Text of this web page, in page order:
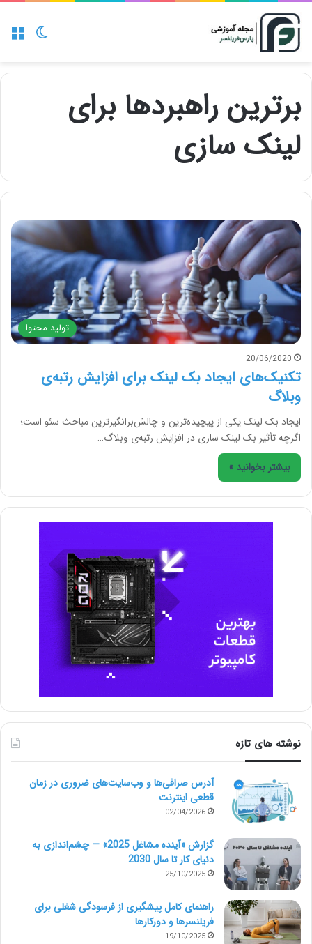
تغییر
برترین راهبردها برای
لینک سازی
تولید محتوا
20/06/2020
تکنیک‌های ایجاد بک لینک برای افزایش رتبه‌ی
وبلاگ
ایجاد بک لینک یکی از پیچیده‌ترین و چالش‌برانگیزترین مباحث سئو است؛
اگرچه تأثیر بک لینک سازی در افزایش رتبه‌ی وبلاگ…
بیشتر بخوانید »
نوشته های تازه
آدرس صرافی‌ها و وب‌سایت‌های ضروری در زمان
قطعی اینترنت
02/04/2026
گزارش «آینده مشاغل 2025» — چشم‌اندازی به
دنیای کار تا سال 2030
25/10/2025
راهنمای کامل پیشگیری از فرسودگی شغلی برای
فریلنسرها و دورکارها
19/10/2025